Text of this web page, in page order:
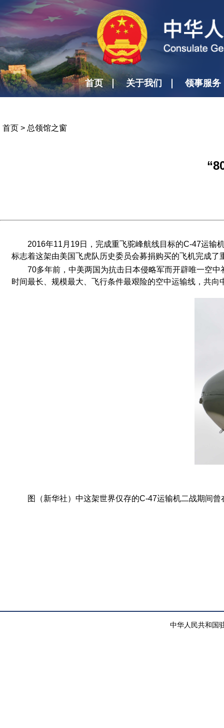
首页 关于我们 领事服务
首页 > 总领馆之窗
2016年11 月 19日，完成重飞驼峰航线目标的C-47运输
标志着这架由美国飞虎队历史委员会募捐购买的飞机完成
70多年前，中美两国为抗击日本侵略军而开辟唯一空中
时间最长、规模最大、飞行条件最艰险的空中运输线，共
图（新华社）中这架世界仅存的C-47运输机二战期间曾
中华人民共和国